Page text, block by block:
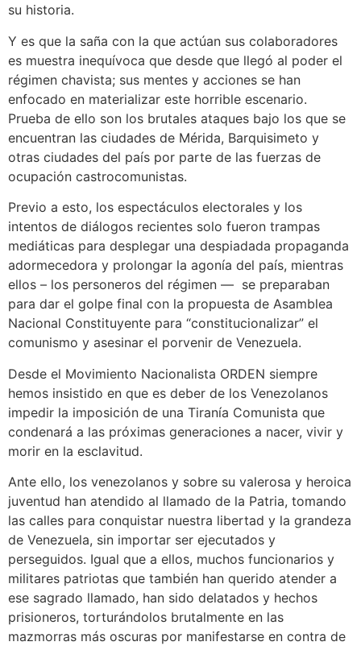
su historia.
Y es que la saña con la que actúan sus colaboradores
es muestra inequívoca que desde que llegó al poder el
régimen chavista; sus mentes y acciones se han
enfocado en materializar este horrible escenario.
Prueba de ello son los brutales ataques bajo los que se
encuentran las ciudades de Mérida, Barquisimeto y
otras ciudades del país por parte de las fuerzas de
ocupación castrocomunistas.
Previo a esto, los espectáculos electorales y los
intentos de diálogos recientes solo fueron trampas
mediáticas para desplegar una despiadada propaganda
adormecedora y prolongar la agonía del país, mientras
ellos – los personeros del régimen — se preparaban
para dar el golpe final con la propuesta de Asamblea
Nacional Constituyente para “constitucionalizar” el
comunismo y asesinar el porvenir de Venezuela.
Desde el Movimiento Nacionalista ORDEN siempre
hemos insistido en que es deber de los Venezolanos
impedir la imposición de una Tiranía Comunista que
condenará a las próximas generaciones a nacer, vivir y
morir en la esclavitud.
Ante ello, los venezolanos y sobre su valerosa y heroica
juventud han atendido al llamado de la Patria, tomando
las calles para conquistar nuestra libertad y la grandeza
de Venezuela, sin importar ser ejecutados y
perseguidos. Igual que a ellos, muchos funcionarios y
militares patriotas que también han querido atender a
ese sagrado llamado, han sido delatados y hechos
prisioneros, torturándolos brutalmente en las
mazmorras más oscuras por manifestarse en contra de